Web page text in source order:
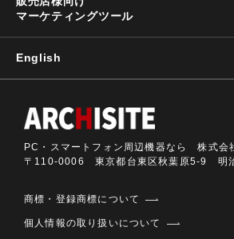
マーケティングツール
English
PC・スマートフォン周辺機器なら 株式会
〒110-0006 東京都台東区秋葉原5-9 明
商標・登録商標について
個人情報の取り扱いについて